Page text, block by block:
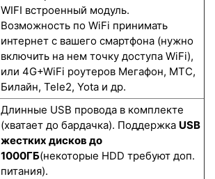
WIFI встроенный модуль.
Возможность по WiFi принимать
интернет с вашего смартфона (нужно
включить на нем точку доступа WiFi),
или 4G+WiFi роутеров Мегафон, МТС,
Билайн, Tele2, Yota и др.
Длинные USB провода в комплекте
(хватает до бардачка). Поддержка USB
жестких дисков до
1000ГБ(некоторые HDD требуют доп.
питания).